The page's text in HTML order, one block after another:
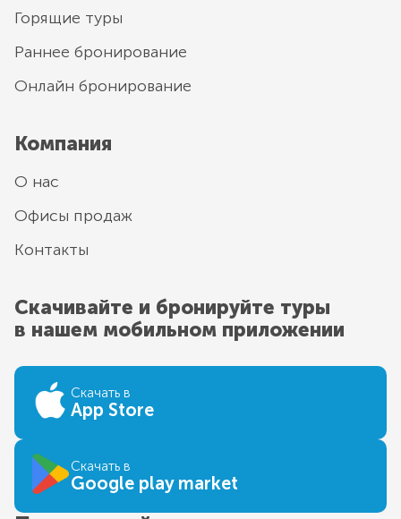
Горящие туры
Раннее бронирование
Онлайн бронирование
Компания
О нас
Офисы продаж
Контакты
Скачивайте и бронируйте туры
в нашем мобильном приложении
Скачать в
App Store
Скачать в
Google play market